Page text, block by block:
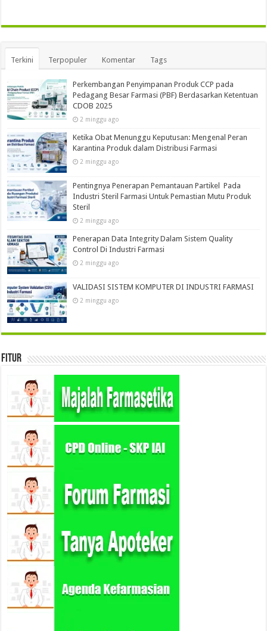
Terkini Terpopuler Komentar Tags
Perkembangan Penyimpanan Produk CCP pada
Pedagang Besar Farmasi (PBF) Berdasarkan Ketentuan
CDOB 2025
2 minggu ago
Ketika Obat Menunggu Keputusan: Mengenal Peran
Karantina Produk dalam Distribusi Farmasi
2 minggu ago
Pentingnya Penerapan Pemantauan Partikel Pada
Industri Steril Farmasi Untuk Pemastian Mutu Produk
Steril
2 minggu ago
Penerapan Data Integrity Dalam Sistem Quality
Control Di Industri Farmasi
2 minggu ago
VALIDASI SISTEM KOMPUTER DI INDUSTRI FARMASI
2 minggu ago
Fitur